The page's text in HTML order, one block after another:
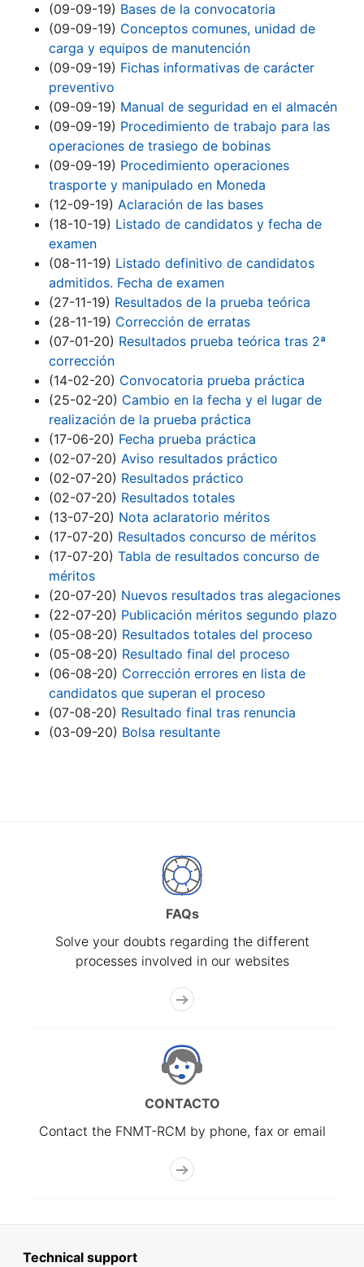
Show/Hide
(09-09-19) Bases de la convocatoria
(09-09-19) Conceptos comunes, unidad de
carga y equipos de manutención
(09-09-19) Fichas informativas de carácter
preventivo
(09-09-19) Manual de seguridad en el almacén
(09-09-19) Procedimiento de trabajo para las
operaciones de trasiego de bobinas
(09-09-19) Procedimiento operaciones
trasporte y manipulado en Moneda
(12-09-19) Aclaración de las bases
(18-10-19) Listado de candidatos y fecha de
examen
(08-11-19) Listado definitivo de candidatos
admitidos. Fecha de examen
(27-11-19) Resultados de la prueba teórica
(28-11-19) Corrección de erratas
(07-01-20) Resultados prueba teórica tras 2ª
corrección
(14-02-20) Convocatoria prueba práctica
(25-02-20) Cambio en la fecha y el lugar de
realización de la prueba práctica
(17-06-20) Fecha prueba práctica
(02-07-20) Aviso resultados práctico
(02-07-20) Resultados práctico
(02-07-20) Resultados totales
(13-07-20) Nota aclaratorio méritos
(17-07-20) Resultados concurso de méritos
(17-07-20) Tabla de resultados concurso de
méritos
(20-07-20) Nuevos resultados tras alegaciones
(22-07-20) Publicación méritos segundo plazo
(05-08-20) Resultados totales del proceso
(05-08-20) Resultado final del proceso
(06-08-20) Corrección errores en lista de
candidatos que superan el proceso
(07-08-20) Resultado final tras renuncia
(03-09-20) Bolsa resultante
FAQs
Solve your doubts regarding the different
processes involved in our websites
CONTACTO
Contact the FNMT-RCM by phone, fax or email
Technical support